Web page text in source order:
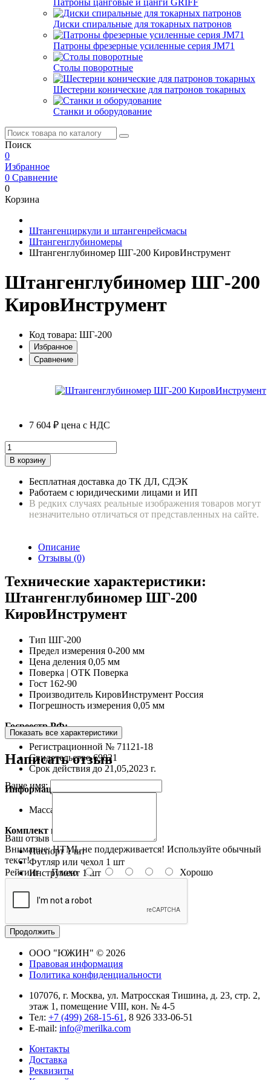
Патроны цанговые и цанги GRIFF
Диски спиральные для токарных патронов
Патроны фрезерные усиленные серия JM71
Столы поворотные
Шестерни конические для патронов токарных
Станки и оборудование
Поиск
0
Избранное
0 Сравнение
0
Корзина
Штангенциркули и штангенрейсмасы
Штангенглубиномеры
Штангенглубиномер ШГ-200 КировИнструмент
Штангенглубиномер ШГ-200
КировИнструмент
Код товара: ШГ-200
Избранное
Сравнение
7 604 ₽ цена с НДС
В корзину
Бесплатная доставка до ТК ДЛ, СДЭК
Работаем с юридическими лицами и ИП
В редких случаях реальные изображения товаров могут
незначительно отличаться от представленных на сайте.
Описание
Отзывы (0)
Технические характеристики:
Штангенглубиномер ШГ-200
КировИнструмент
Тип ШГ-200
Предел измерения 0-200 мм
Цена деления 0,05 мм
Поверка | ОТК Поверка
Гост 162-90
Производитель КировИнструмент Россия
Погрешность измерения 0,05 мм
Госреестр РФ:
Регистрационной № 71121-18
Свидетельство 69821
Срок действия до 21,05,2023 г.
Информация об упаковке:
Масса, не более
Комплект поставки:
Паспорт 1 шт
Футляр или чехол 1 шт
Инструмент 1 шт
Описание:
Предназначен для измерения глубин.
Показать все характеристики
Написать отзыв
Ваше имя:
Ваш отзыв
Внимание:HTML не поддерживается! Используйте обычный
текст!
РейтингПлохо Хорошо
Продолжить
ООО "ЮЖИН" © 2026
Правовая информация
Политика конфиденциальности
107076, г. Москва, ул. Матросская Тишина, д. 23, стр. 2,
этаж 1, помещение VIII, кон. № 4-5
Тел: +7 (499) 268-15-61 , 8 926 333-06-51
E-mail: info@merilka.com
Контакты
Доставка
Реквизиты